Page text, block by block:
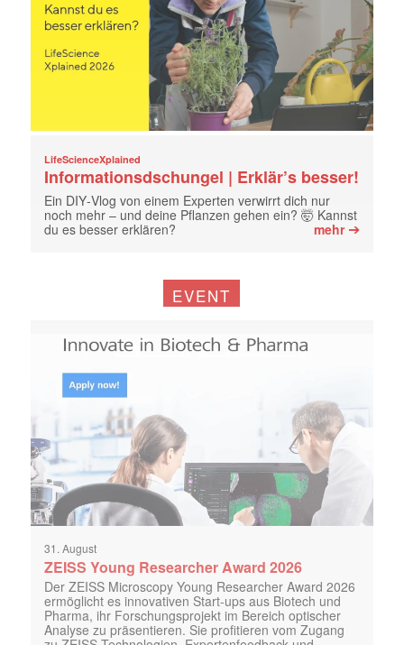
LifeScienceXplained
Informationsdschungel | Erklär’s besser!
Ein DIY‑Vlog von einem Experten verwirrt dich nur
noch mehr – und deine Pflanzen gehen ein? 🤯 Kannst
du es besser erklären?
mehr➔
EVENT
31. August
ZEISS Young Researcher Award 2026
Der ZEISS Microscopy Young Researcher Award 2026
ermöglicht es innovativen Start-ups aus Biotech und
Pharma, ihr Forschungsprojekt im Bereich optischer
Analyse zu präsentieren. Sie profitieren vom Zugang